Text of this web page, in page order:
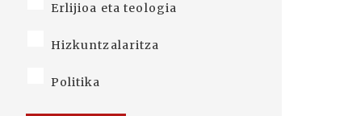
Erlijioa eta teologia
Hizkuntzalaritza
Politika